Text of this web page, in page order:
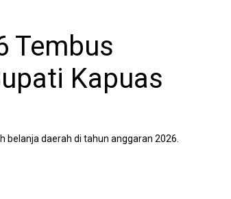
Tembus
Kapuas
belanja daerah di tahun anggaran 2026.